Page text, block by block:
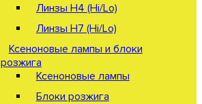
Линзы Н4 (Hi/Lo)
Линзы Н7 (Hi/Lo)
Ксеноновые лампы и блоки
розжига
Ксеноновые лампы
Блоки розжига